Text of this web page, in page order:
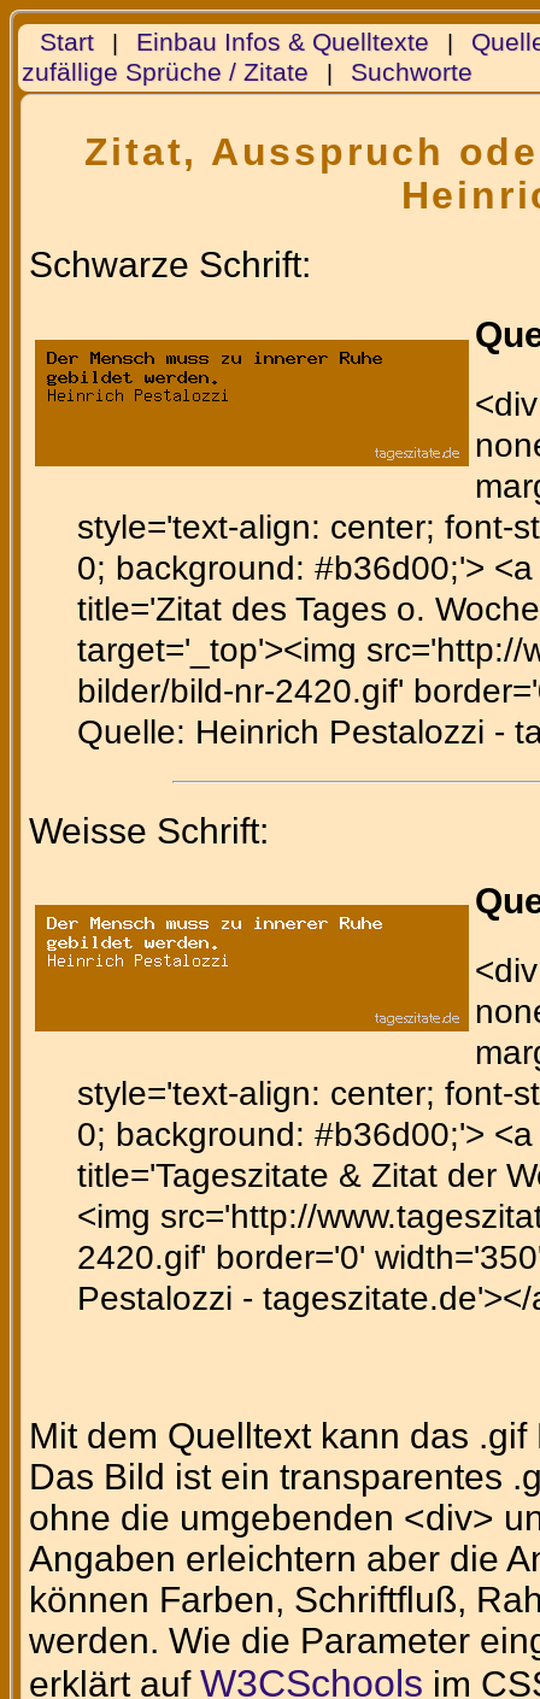
Start| Einbau Infos & Quelltexte |
zufällige Sprüche / Zitate | Suchworte
Zitat, Ausspruch
Schwarze Schrift:
style='text-align: center; font-
0; background: #b36d00;'>
title='Zitat des Tages o.
target='_top'><img
bilder/bild-nr-2420.gif'
Quelle: Heinrich Pestalozzi -
Weisse Schrift:
style='text-align: center; font-
0; background: #b36d00;'>
title='Tageszitate & Zitat der
<img src='http://
2420.gif' border='0'
Pestalozzi -
Mit dem Quelltext kann das
Das Bild ist ein transparentes
ohne die umgebenden <div>
Angaben erleichtern aber die
können Farben, Schriftfluß,
werden. Wie die Parameter
erklärt auf W3CSchools im